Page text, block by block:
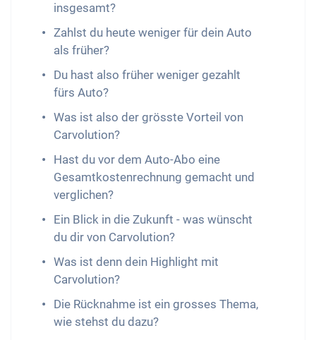
insgesamt?
Zahlst du heute weniger für dein Auto
als früher?
Du hast also früher weniger gezahlt
fürs Auto?
Was ist also der grösste Vorteil von
Carvolution?
Hast du vor dem Auto-Abo eine
Gesamtkostenrechnung gemacht und
verglichen?
Ein Blick in die Zukunft - was wünscht
du dir von Carvolution?
Was ist denn dein Highlight mit
Carvolution?
Die Rücknahme ist ein grosses Thema,
wie stehst du dazu?